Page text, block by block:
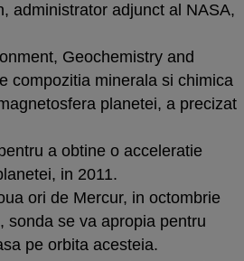
administrator adjunct al NASA,
Geochemistry and
compozitia minerala si chimica
planetei, a precizat
a obtine o acceleratie
in 2011.
ori de Mercur, in octombrie
sonda se va apropia pentru
pe orbita acesteia.